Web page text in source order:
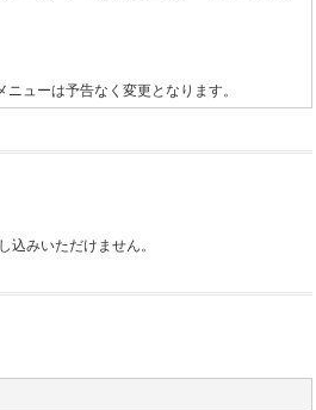
ューは予告なく変更となります。
みいただけません。